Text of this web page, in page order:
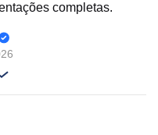
completas.